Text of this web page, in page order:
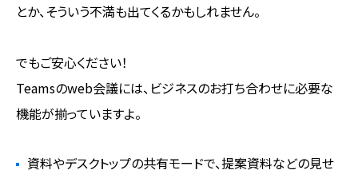
とか、そういう不満も出てくるかもしれません。
でもご安心ください！
Teamsのweb会議には、ビジネスのお打ち合わせに必要な
機能が揃っていますよ。
資料やデスクトップの共有モードで、提案資料などの見せ